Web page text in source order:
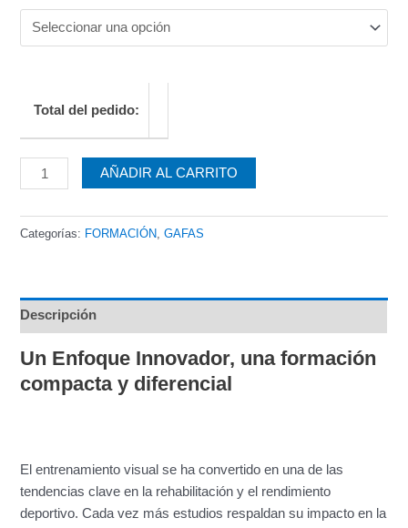
Total del pedido:
AÑADIR AL CARRITO
Categorías: FORMACIÓN ,GAFAS
Descripción
Un Enfoque Innovador, una formación
compacta y diferencial
El entrenamiento visual se ha convertido en una de las
tendencias clave en la rehabilitación y el rendimiento
deportivo. Cada vez más estudios respaldan su impacto en la